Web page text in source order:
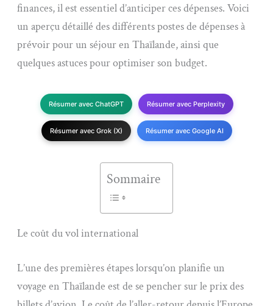
finances, il est essentiel d’anticiper ces dépenses. Voici
un aperçu détaillé des différents postes de dépenses à
prévoir pour un séjour en Thaïlande, ainsi que
quelques astuces pour optimiser son budget.
Résumer avec ChatGPT Résumer avec Perplexity
Résumer avec Grok (X) Résumer avec Google AI
Sommaire
Le coût du vol international
L’une des premières étapes lorsqu’on planifie un
voyage en Thaïlande est de se pencher sur le prix des